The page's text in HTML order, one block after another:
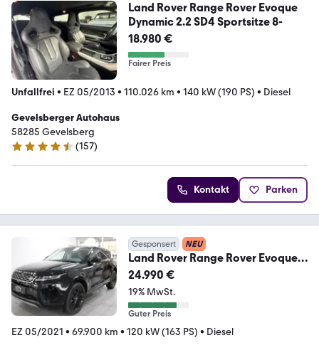
Land Rover Range Rover Evoque
Dynamic 2.2 SD4 Sportsitze 8-
18.980 €
Fairer Preis
Unfallfrei • EZ 05/2013 • 110.026 km • 140 kW (190 PS) • Diesel
Gevelsberger Autohaus
58285 Gevelsberg
4.3 Sterne
(157)
Kontakt Parken
Gesponsert NEU
Land Rover Range Rover Evoque
D165 360°Kamera|Navi|Garantie
24.990 €
19% MwSt.
Guter Preis
EZ 05/2021 • 69.900 km • 120 kW (163 PS) • Diesel